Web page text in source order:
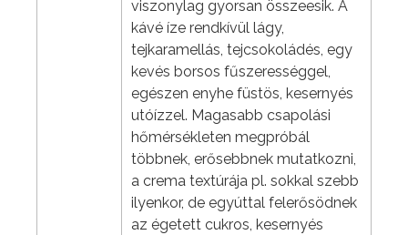
viszonylag gyorsan összeesik. A
kávé íze rendkívül lágy,
tejkaramellás, tejcsokoládés, egy
kevés borsos fűszerességgel,
egészen enyhe füstös, kesernyés
utóízzel. Magasabb csapolási
hőmérsékleten megpróbál
többnek, erősebbnek mutatkozni,
a crema textúrája pl. sokkal szebb
ilyenkor, de egyúttal felerősödnek
az égetett cukros, kesernyés